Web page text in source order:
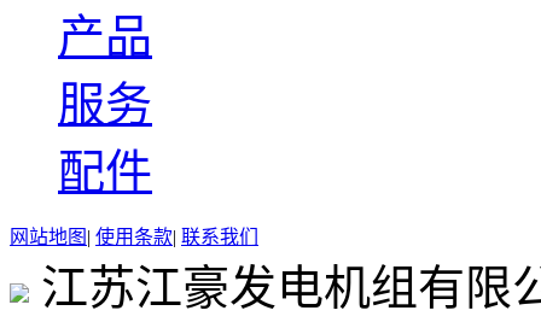
产品
服务
配件
网站地图 | 使用条款| 联系我们
江苏江豪发电机组有